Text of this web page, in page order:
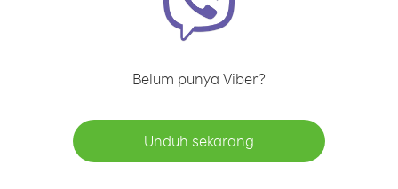
Belum punya Viber?
Unduh sekarang